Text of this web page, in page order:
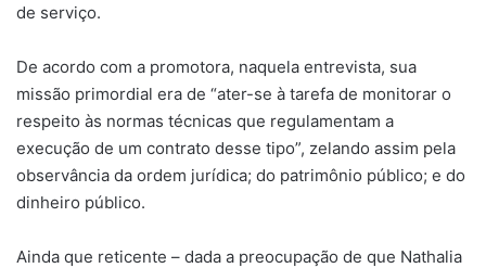
de serviço.
De acordo com a promotora, naquela entrevista, sua
missão primordial era de “ater-se à tarefa de monitorar o
respeito às normas técnicas que regulamentam a
execução de um contrato desse tipo”, zelando assim pela
observância da ordem jurídica; do patrimônio público; e do
dinheiro público.
Ainda que reticente – dada a preocupação de que Nathalia